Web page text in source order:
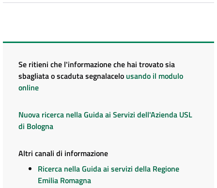
Se ritieni che l'informazione che hai trovato sia
sbagliata o scaduta segnalacelo usando il modulo
online
Nuova ricerca nella Guida ai Servizi dell'Azienda USL
di Bologna
Altri canali di informazione
Ricerca nella Guida ai servizi della Regione
Emilia Romagna